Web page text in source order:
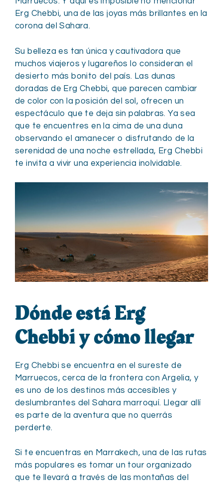
Erg Chebbi, una de las joyas más brillantes en la
corona del Sahara.
Su belleza es tan única y cautivadora que
muchos viajeros y lugareños lo consideran el
desierto más bonito del país. Las dunas
doradas de Erg Chebbi, que parecen cambiar
de color con la posición del sol, ofrecen un
espectáculo que te deja sin palabras. Ya sea
que te encuentres en la cima de una duna
observando el amanecer o disfrutando de la
serenidad de una noche estrellada, Erg Chebbi
te invita a vivir una experiencia inolvidable.
Dónde está Erg
Chebbi y cómo llegar
Erg Chebbi se encuentra en el sureste de
Marruecos, cerca de la frontera con Argelia, y
es uno de los destinos más accesibles y
deslumbrantes del Sahara marroquí. Llegar allí
es parte de la aventura que no querrás
perderte.
Si te encuentras en Marrakech, una de las rutas
más populares es tomar un tour organizado
que te llevará a través de las montañas del